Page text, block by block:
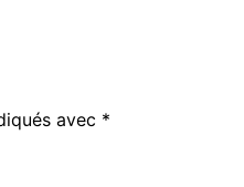
avec *